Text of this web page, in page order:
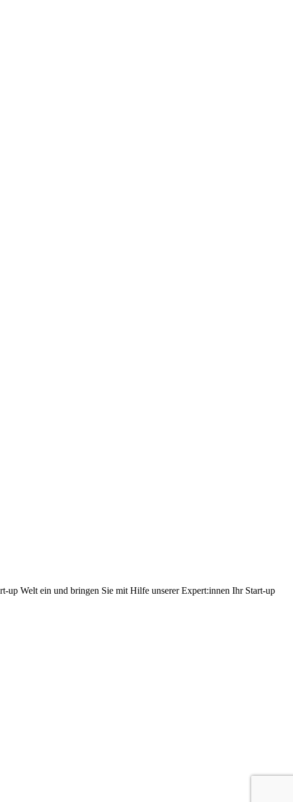
up Welt ein und bringen Sie mit Hilfe unserer Expert:innen Ihr Start-up